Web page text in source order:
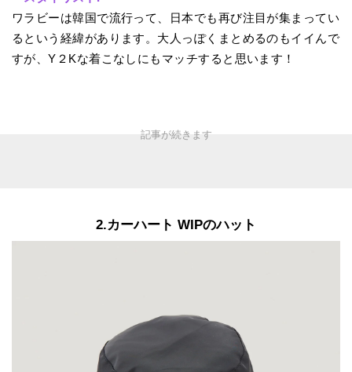
ワラビーは韓国で流行って、日本でも再び注目が集まってい
るという経緯があります。大人っぽくまとめるのもイイんで
すが、Y２Kな着こなしにもマッチすると思います！
2.カーハート WIPのハット